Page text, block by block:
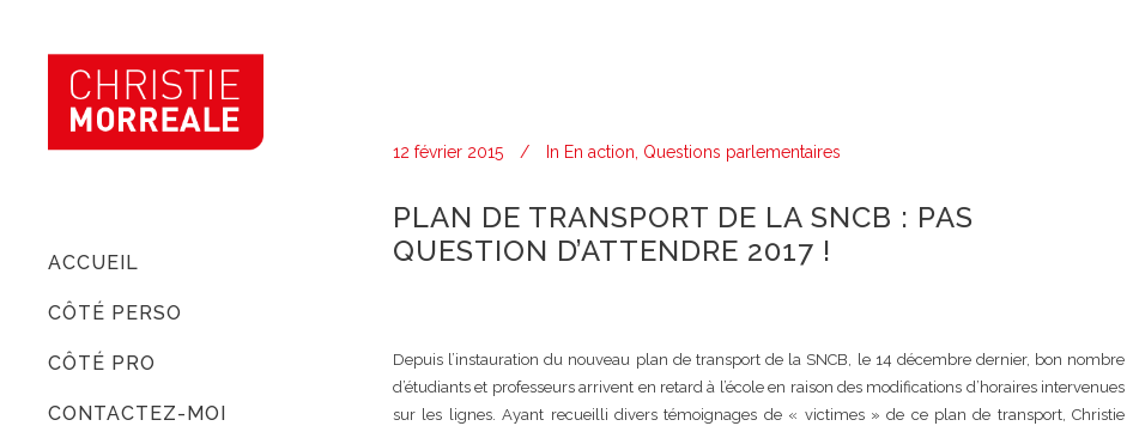
ACCUEIL
CÔTÉ PERSO
CÔTÉ PRO
CONTACTEZ-MOI
12 février 2015 In En action Questions parlementaires
PLAN DE TRANSPORT DE LA SNCB : PAS
QUESTION D’ATTENDRE 2017 !
Depuis l’instauration du nouveau plan de transport de la SNCB, le 14 décembre dernier, bon nombre
d’étudiants et professeurs arrivent en retard à l’école en raison des modifications d’horaires intervenues
sur les lignes. Ayant recueilli divers témoignages de « victimes » de ce plan de transport, Christie